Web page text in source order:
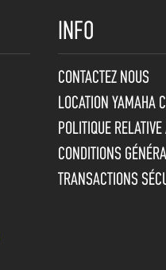
INFO
CONTACTEZ NOUS
LOCATION YAMAHA
POLITIQUE
CONDITIONS
TRANSACTIONS